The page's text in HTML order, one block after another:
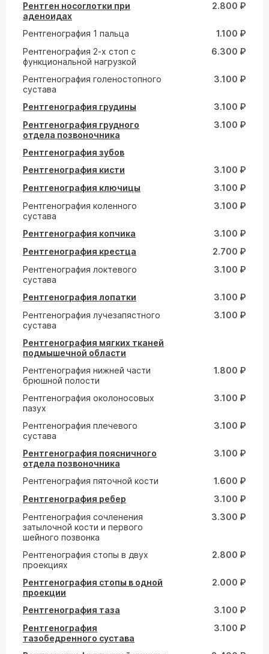
Рентген носоглотки при
аденоидах
2.800 ₽
Рентгенография 1 пальца
1.100 ₽
Рентгенография 2-х стоп с
функциональной нагрузкой
6.300 ₽
Рентгенография голеностопного
сустава
3.100 ₽
Рентгенография грудины
3.100 ₽
Рентгенография грудного
отдела позвоночника
3.100 ₽
Рентгенография зубов
Рентгенография кисти
3.100 ₽
Рентгенография ключицы
3.100 ₽
Рентгенография коленного
сустава
3.100 ₽
Рентгенография копчика
3.100 ₽
Рентгенография крестца
2.700 ₽
Рентгенография локтевого
сустава
3.100 ₽
Рентгенография лопатки
3.100 ₽
Рентгенография лучезапястного
сустава
3.100 ₽
Рентгенография мягких тканей
подмышечной области
Рентгенография нижней части
брюшной полости
1.800 ₽
Рентгенография околоносовых
пазух
3.100 ₽
Рентгенография плечевого
сустава
3.100 ₽
Рентгенография поясничного
отдела позвоночника
3.100 ₽
Рентгенография пяточной кости
1.600 ₽
Рентгенография ребер
3.100 ₽
Рентгенография сочленения
затылочной кости и первого
шейного позвонка
3.300 ₽
Рентгенография стопы в двух
проекциях
2.800 ₽
Рентгенография стопы в одной
проекции
2.000 ₽
Рентгенография таза
3.100 ₽
Рентгенография
тазобедренного сустава
3.100 ₽